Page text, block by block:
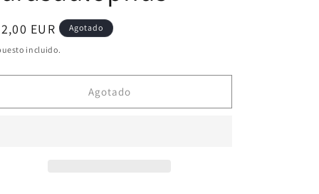
EUR Agotado
incluido.
Agotado